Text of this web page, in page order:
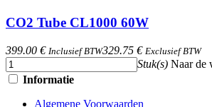
CO2 Tube CL1000 60W
399.00 € Inclusief BTW329.75 € Exclusief BTW
Stuk(s) Naar de
Informatie
Algemene Voorwaarden